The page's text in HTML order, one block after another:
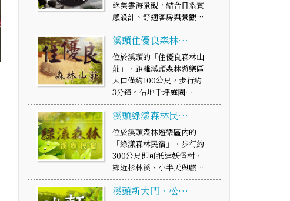
絕美雲海景觀，結合日系質
感設計、舒適客房與景觀…
溪頭住優良森林…
位於溪頭的「住優良森林山
莊」，距離溪頭森林遊樂區
入口僅約100公尺，步行約
3分鐘。佔地千坪庭園…
溪頭綠漾森林民…
位於溪頭森林遊樂區內的
「綠漾森林民宿」，步行約
300公尺即可抵達妖怪村，
鄰近杉林溪、小半天與麒…
溪頭新大門‧松…